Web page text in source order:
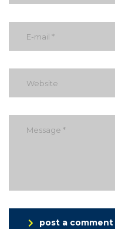
post a comment